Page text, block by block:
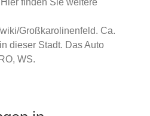
Großkarolinenfeld. Ca.
dieser Stadt. Das Auto
WS.